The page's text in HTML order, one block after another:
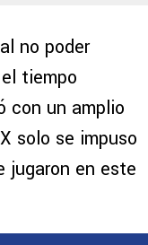
no poder
tiempo
con un amplio
solo se impuso
jugaron en este